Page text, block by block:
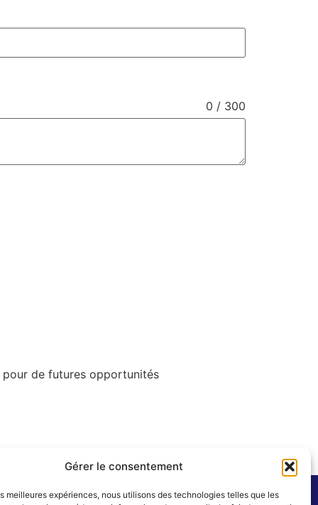
Gérer le consentement
meilleures expériences, nous utilisons des technologies telles que les
0 / 300
pour de futures opportunités